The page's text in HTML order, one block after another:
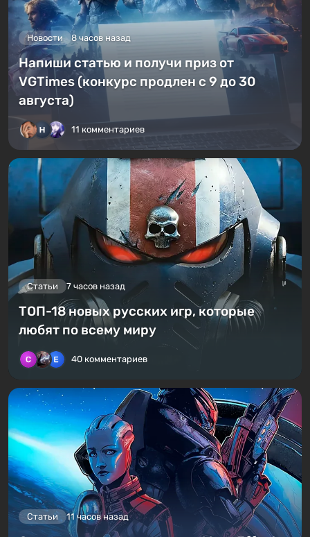
Новости 8 часов назад
Напиши статью и получи приз от
VGTimes (конкурс продлен с 9 до 30
августа)
11 комментариев
Статьи 7 часов назад
ТОП-18 новых русских игр, которые
любят по всему миру
40 комментариев
Статьи 11 часов назад